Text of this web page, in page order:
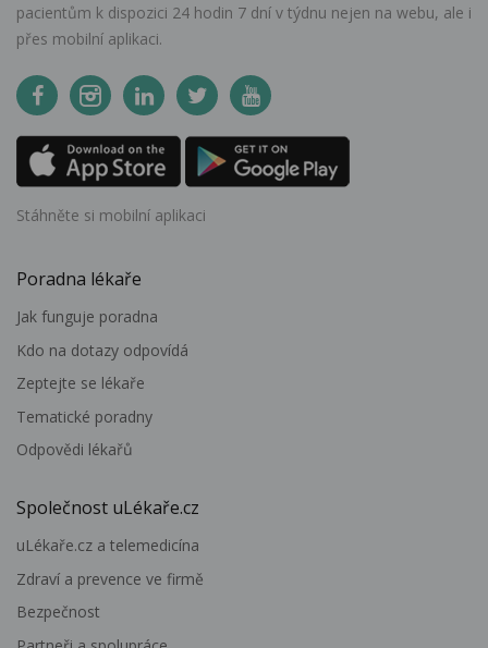
pacientům k dispozici 24 hodin 7 dní v týdnu nejen na webu, ale i
přes mobilní aplikaci.
Stáhněte si mobilní aplikaci
Poradna lékaře
Jak funguje poradna
Kdo na dotazy odpovídá
Zeptejte se lékaře
Tematické poradny
Odpovědi lékařů
Společnost uLékaře.cz
uLékaře.cz a telemedicína
Zdraví a prevence ve firmě
Bezpečnost